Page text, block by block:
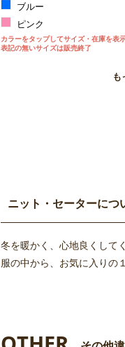
ブルー
ピンク
カラーをタップしてサイズ・在庫を表
表記の無いサイズは販売終了
も
ニット・セーターにつ
冬を暖かく、心地良くして
服の中から、お気に入りの